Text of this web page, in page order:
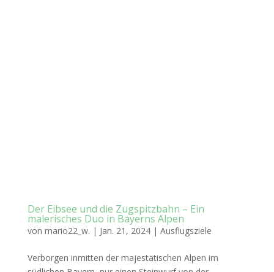
Der Eibsee und die Zugspitzbahn – Ein
malerisches Duo in Bayerns Alpen
von mario22_w. | Jan. 21, 2024| Ausflugsziele
Verborgen inmitten der majestätischen Alpen im